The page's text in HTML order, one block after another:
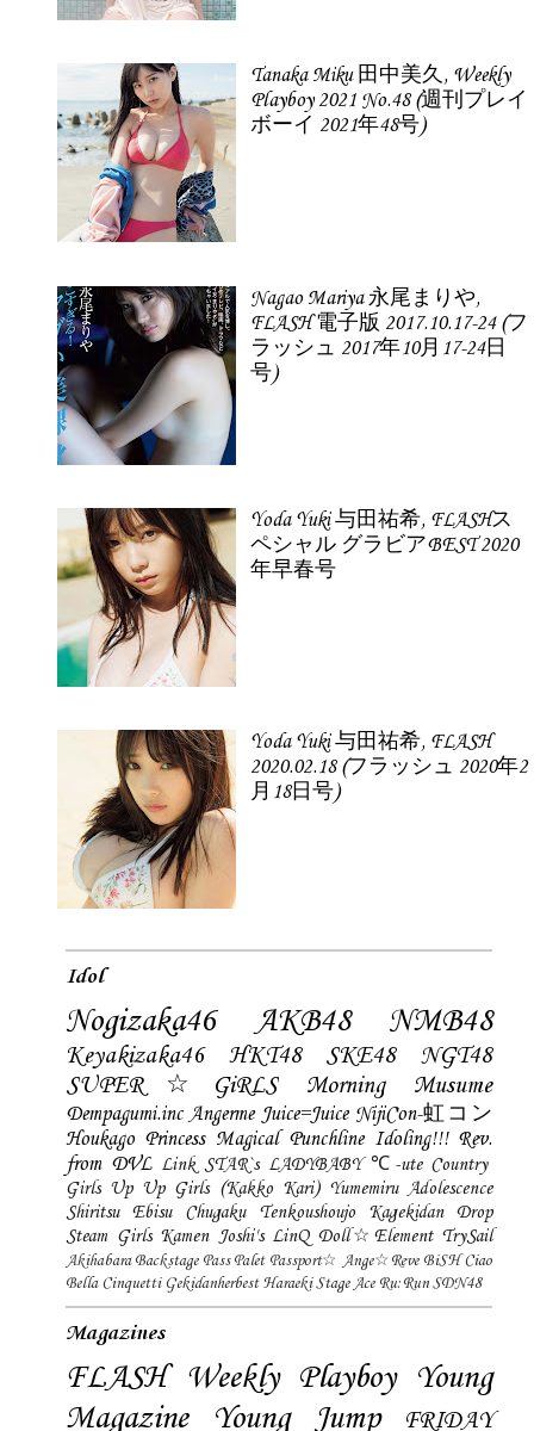
Tanaka Miku 田中美久, Weekly
Playboy 2021 No.48 (週刊プレイ
ボーイ 2021年48号)
Nagao Mariya 永尾まりや,
FLASH 電子版 2017.10.17-24 (フ
ラッシュ 2017年10月17-24日
号)
Yoda Yuki 与田祐希, FLASHス
ペシャル グラビアBEST 2020
年早春号
Yoda Yuki 与田祐希, FLASH
2020.02.18 (フラッシュ 2020年2
月18日号)
Idol
Nogizaka46 AKB48 NMB48
Keyakizaka46 HKT48 SKE48
NGT48
SUPER☆GiRLS
Morning Musume
Dempagumi.inc Angerme Juice=Juice NijiCon-虹コン
Houkago Princess Magical Punchline Idoling!!! Rev.
from DVL Link STAR`s LADYBABY ℃-ute Country
Girls Up Up Girls (Kakko Kari) Yumemiru Adolescence
Shiritsu Ebisu Chugaku
Tenkoushoujo Kagekidan
Drop
Steam Girls Kamen Joshi's LinQ Doll☆Element TrySail
Akihabara Backstage Pass Palet Passport☆ Ange☆Reve BiSH Ciao
Bella Cinquetti Gekidanherbest Haraeki Stage Ace Ru:Run SDN48
Magazines
FLASH Weekly Playboy Young
Magazine
Young Jump FRIDAY